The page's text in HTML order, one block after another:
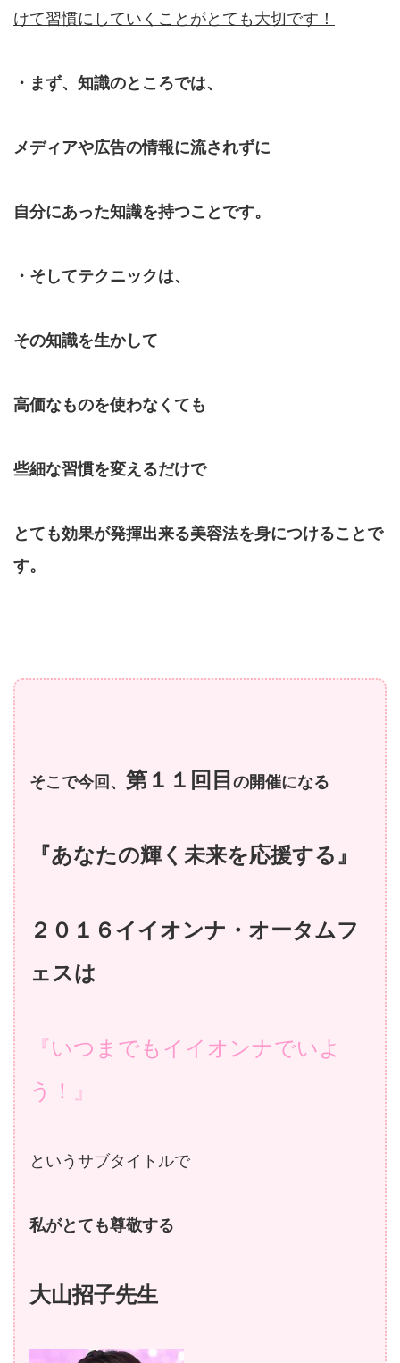
けて習慣にしていくことがとても大切です！
・まず、知識のところでは、
メディアや広告の情報に流されずに
自分にあった知識を持つことです。
・そしてテクニックは、
その知識を生かして
高価なものを使わなくても
些細な習慣を変えるだけで
とても効果が発揮出来る美容法を身につけることで
す。
そこで今回、 第１１回目 の開催になる
『あなたの輝く未来を応援する』
２０１６イイオンナ・オータムフ
ェスは
『いつまでもイイオンナでいよ
う！』
というサブタイトルで
私がとても尊敬する
大山招子先生